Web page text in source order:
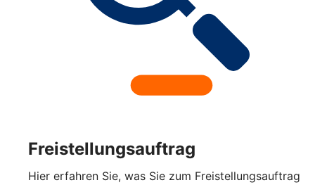
Freistellungsauftrag
Hier erfahren Sie, was Sie zum Freistellungsauftrag